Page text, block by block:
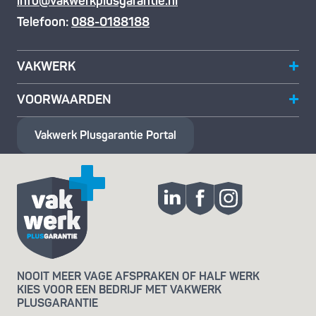
Telefoon: 088-0188188
VAKWERK
VOORWAARDEN
Vakwerk Plusgarantie Portal
NOOIT MEER VAGE AFSPRAKEN OF HALF WERK
KIES VOOR EEN BEDRIJF MET VAKWERK
PLUSGARANTIE